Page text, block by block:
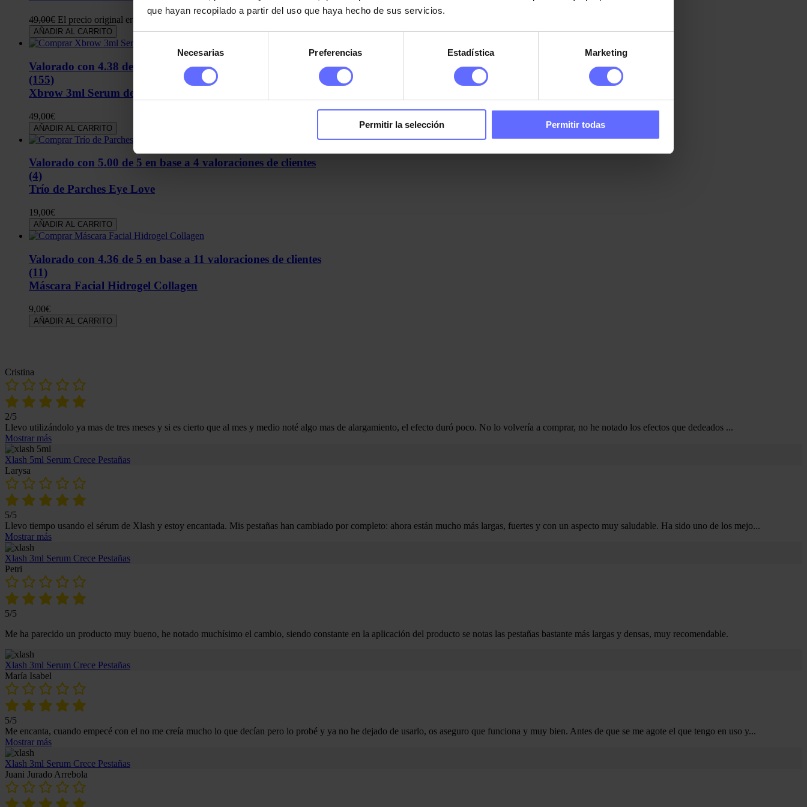
que hayan recopilado a partir del uso que haya hecho de sus servicios.
consentimiento
Necesarias Preferencias Estadística Marketing
Permitir la selección Permitir todas
49,00€ El precio original era: 49,00€.
AÑADIR AL CARRITO
Valorado con 4.38 de 5 en base a152valoraciones de clientes
(155)
Xbrow 3ml Serum de Cejas
49,00€
AÑADIR AL CARRITO
Valorado con 5.00 de 5 en base a 4 valoraciones de clientes
(4)
Trío de Parches Eye Love
19,00€
AÑADIR AL CARRITO
Valorado con 4.36 de 5 en base a 11 valoraciones de clientes
(11)
Máscara Facial Hidrogel Collagen
9,00€
AÑADIR AL CARRITO
Cristina
2/5
Llevo utilizándolo ya mas de tres meses y si es cierto que al mes y medio noté algo mas de alargamiento, el efecto duró poco. No lo volvería a comprar, no he notado los efectos que dedeados ...
Mostrar más
Xlash 5ml Serum Crece Pestañas
Larysa
5/5
Llevo tiempo usando el sérum de Xlash y estoy encantada. Mis pestañas han cambiado por completo: ahora están mucho más largas, fuertes y con un aspecto muy saludable. Ha sido uno de los mejo...
Mostrar más
Xlash 3ml Serum Crece Pestañas
Petri
5/5
Me ha parecido un producto muy bueno, he notado muchísimo el cambio, siendo constante en la aplicación del producto se notas las pestañas bastante más largas y densas, muy recomendable.
Xlash 3ml Serum Crece Pestañas
María Isabel
5/5
Me encanta, cuando empecé con el no me creía mucho lo que decían pero lo probé y ya no he dejado de usarlo, os aseguro que funciona y muy bien. Antes de que se me agote el que tengo en uso y...
Mostrar más
Xlash 3ml Serum Crece Pestañas
Juani Jurado Arrebola